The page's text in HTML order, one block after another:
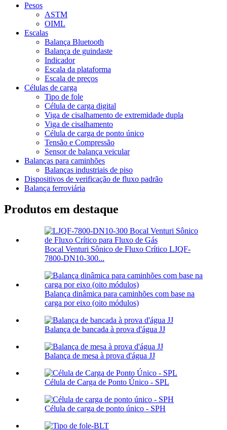
Pesos
ASTM
OIML
Escalas
Balança Bluetooth
Balança de guindaste
Indicador
Escala da plataforma
Escala de preços
Células de carga
Tipo de fole
Célula de carga digital
Viga de cisalhamento de extremidade dupla
Viga de cisalhamento
Célula de carga de ponto único
Tensão e Compressão
Sensor de balança veicular
Balanças para caminhões
Balanças industriais de piso
Dispositivos de verificação de fluxo padrão
Balança ferroviária
Produtos em destaque
Bocal Venturi Sônico de Fluxo Crítico LJQF-
7800-DN10-300...
Balança dinâmica para caminhões com base na
carga por eixo (oito módulos)
Balança de bancada à prova d'água JJ
Balança de mesa à prova d'água JJ
Célula de Carga de Ponto Único - SPL
Célula de carga de ponto único - SPH